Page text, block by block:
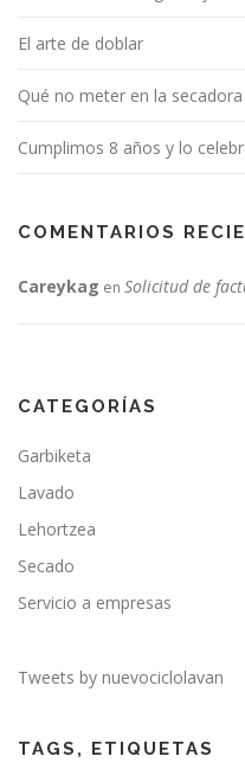
El arte de doblar
Qué no meter en la secadora
Cumplimos 8 años y lo
COMENTARIOS
Careykag en Solicitud de
CATEGORÍAS
Garbiketa
Lavado
Lehortzea
Secado
Servicio a empresas
Tweets by nuevociclolavan
TAGS, ETIQUETAS